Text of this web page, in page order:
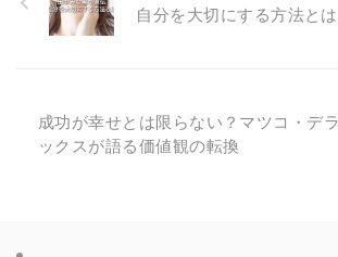
自分を大切にする方法とは
成功が幸せとは限らない？マツコ・デラ
ックスが語る価値観の転換